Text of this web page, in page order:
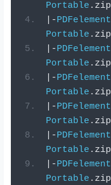
Portable . zip
|-PDFelement
Portable . zip
|-PDFelement
Portable . zip
|-PDFelement
Portable . zip
|-PDFelement
Portable . zip
|-PDFelement
Portable . zip
|-PDFelement
Portable . zip